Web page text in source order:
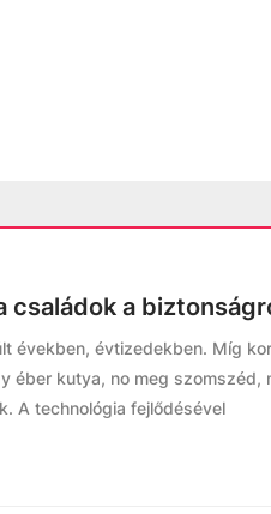
családok a
években, évtizedekben. Míg
éber kutya, no meg szomszéd,
A technológia fejlődésével